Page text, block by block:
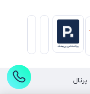
پرتال